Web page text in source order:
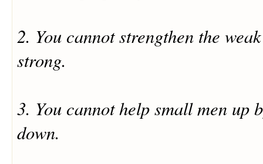
2. You cannot strengthen the
strong.
3. You cannot help small men up
down.